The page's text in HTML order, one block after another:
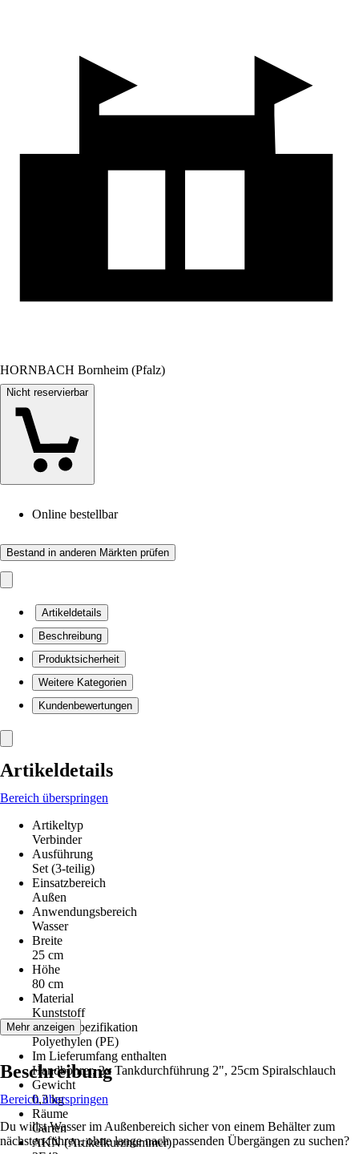
HORNBACH Bornheim (Pfalz)
Nicht reservierbar
Online bestellbar
Bestand in anderen Märkten prüfen
Artikeldetails
Beschreibung
Produktsicherheit
Weitere Kategorien
Kundenbewertungen
Artikeldetails
Bereich überspringen
Artikeltyp
Verbinder
Ausführung
Set (3-teilig)
Einsatzbereich
Außen
Anwendungsbereich
Wasser
Breite
25 cm
Höhe
80 cm
Material
Kunststoff
Materialspezifikation
Polyethylen (PE)
Im Lieferumfang enthalten
Handbohrer, 2x Tankdurchführung 2", 25cm Spiralschlauch
Gewicht
0,3 kg
Räume
Garten
AKN (Artikelkurznummer)
Mehr anzeigen
Beschreibung
Bereich überspringen
Du willst Wasser im Außenbereich sicher von einem Behälter zum
nächsten führen, ohne lange nach passenden Übergängen zu suchen?